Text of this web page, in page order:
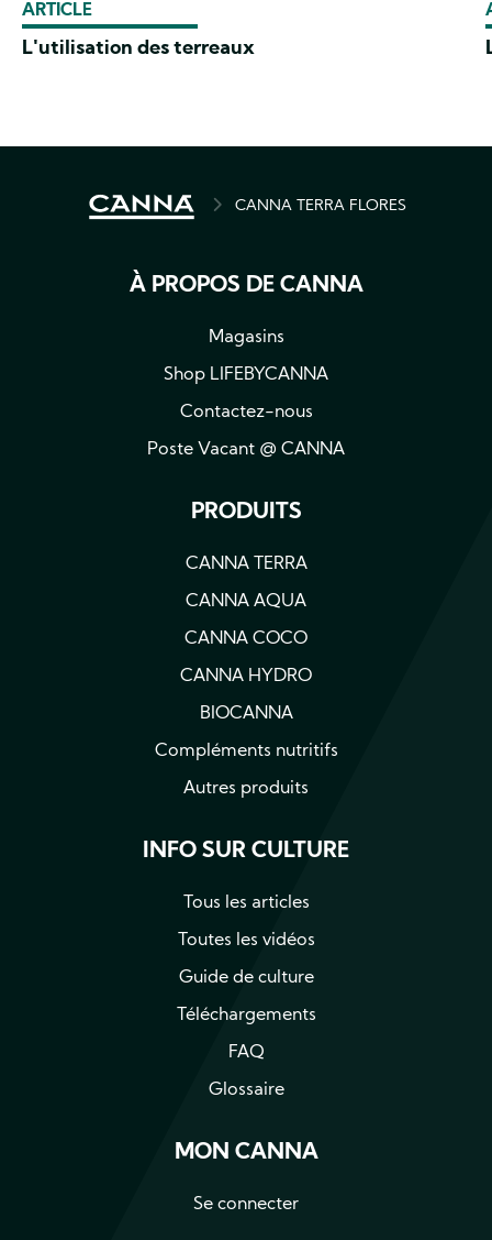
ARTICLE
L'utilisation des terreaux
BREADCRUMBCANNA TERRA FLORES
À PROPOS DE CANNA
Magasins
Shop LIFEBYCANNA
Contactez-nous
Poste Vacant @ CANNA
PRODUITS
CANNA TERRA
CANNA AQUA
CANNA COCO
CANNA HYDRO
BIOCANNA
Compléments nutritifs
Autres produits
INFO SUR CULTURE
Tous les articles
Toutes les vidéos
Guide de culture
Téléchargements
FAQ
Glossaire
MON CANNA
Se connecter